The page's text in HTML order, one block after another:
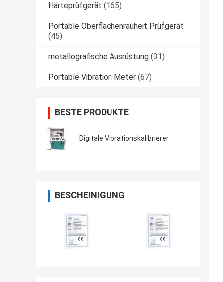
Härteprüfgerät (165)
Portable Oberflächenrauheit Prüfgerät
(45)
metallografische Ausrüstung (31)
Portable Vibration Meter (67)
BESTE PRODUKTE
Digitale Vibrationskalibrierer
BESCHEINIGUNG